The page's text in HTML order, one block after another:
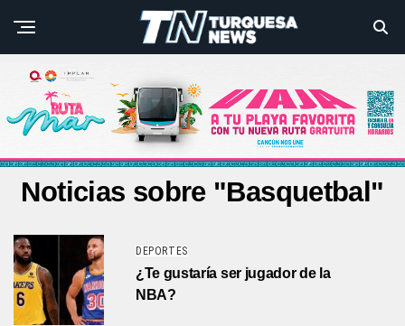
Noticias sobre "Basquetbal"
DEPORTES
¿Te gustaría ser jugador de la
NBA?